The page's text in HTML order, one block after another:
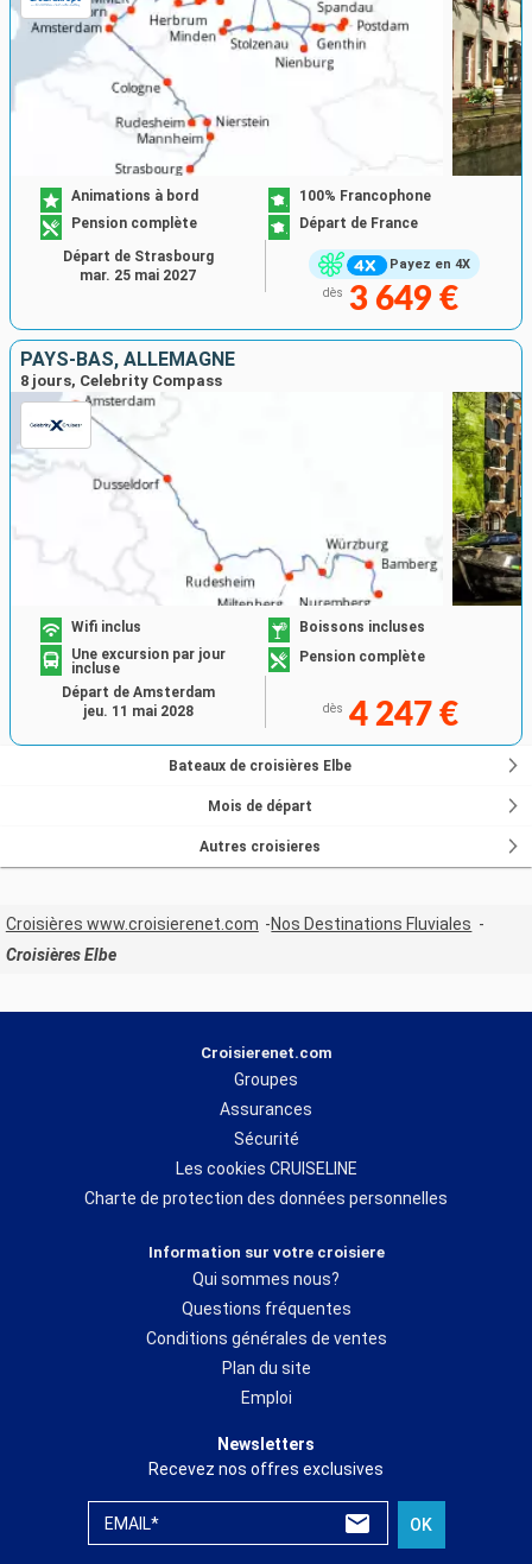
Payez en 4X
Animations à bord
100% Francophone
Pension complète
Départ de France
dès 3 649 €
Départ de Strasbourg
mar. 25 mai 2027
PAYS-BAS, ALLEMAGNE
8 jours, Celebrity Compass
Wifi inclus
Boissons incluses
Une excursion par jour
incluse
Pension complète
dès 4 247 €
Départ de Amsterdam
jeu. 11 mai 2028
Bateaux de croisières Elbe
Mois de départ
Autres croisieres
Croisières www.croisierenet.com
Nos Destinations Fluviales
Croisières Elbe
Croisierenet.com
Groupes
Assurances
Sécurité
Les cookies CRUISELINE
Charte de protection des données personnelles
Information sur votre croisiere
Qui sommes nous?
Questions fréquentes
Conditions générales de ventes
Plan du site
Emploi
Newsletters
Recevez nos offres exclusives
EMAIL* OK